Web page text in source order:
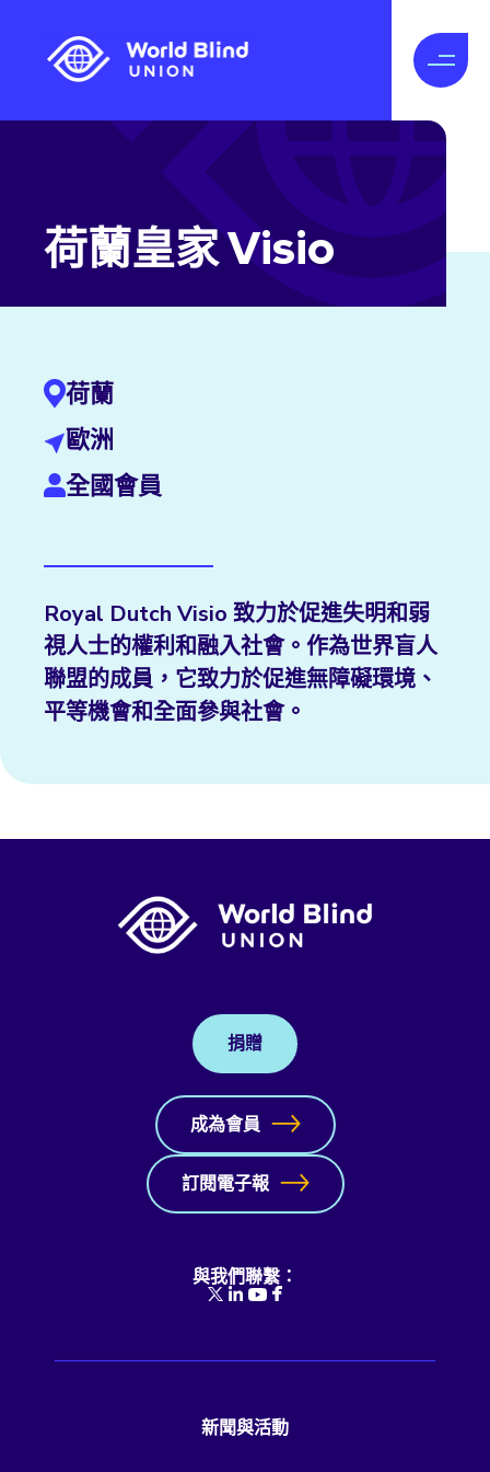
荷蘭皇家 Visio
荷蘭
歐洲
全國會員
Royal Dutch Visio 致力於促進失明和弱
視人士的權利和融入社會。作為世界盲人
聯盟的成員，它致力於促進無障礙環境、
平等機會和全面參與社會。
捐贈
成為會員
訂閱電子報
與我們聯繫：
新聞與活動